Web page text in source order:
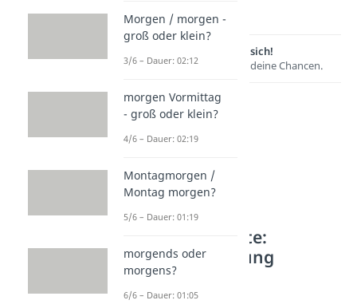
Lernen lohnt sich!
Entdecke hier deine Chancen.
Weitere Inhalte:
Rechtschreibung
Lange Floskeln
nichts desto trotz /
Morgen / morgen -
groß oder klein?
3/6 – Dauer: 02:12
morgen Vormittag
- groß oder klein?
4/6 – Dauer: 02:19
Montagmorgen /
Montag morgen?
5/6 – Dauer: 01:19
morgends oder
morgens?
6/6 – Dauer: 01:05